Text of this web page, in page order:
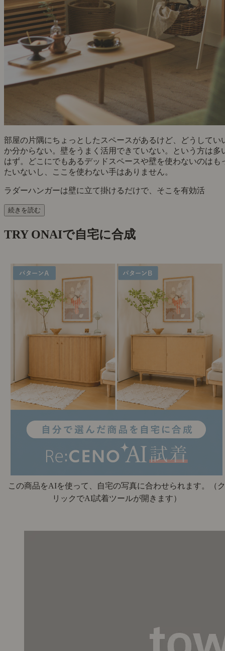
部屋の片隅にちょっとしたスペースがあるけど、どうしてい
か分からない。壁をうまく活用できていない。という方は多
はず。どこにでもあるデッドスペースや壁を使わないのはも
たいないし、ここを使わない手はありません。
ラダーハンガーは壁に立て掛けるだけで、そこを有効活
続きを読む
TRY ONAIで自宅に合成
この商品をAIを使って、自宅の写真に合わせられます。
（ク
リックでAI試着ツールが開きます）